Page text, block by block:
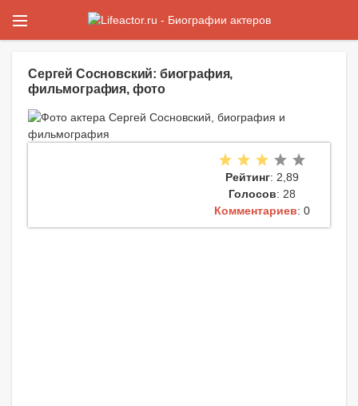
Сергей Сосновский: биография,
фильмография, фото
Рейтинг: 2,89
Голосов: 28
Комментариев: 0